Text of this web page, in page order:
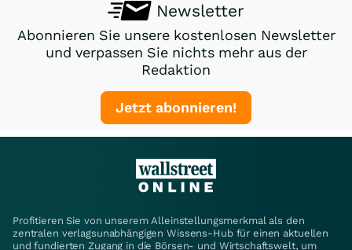
Newsletter
Abonnieren Sie unsere kostenlosen Newsletter
und verpassen Sie nichts mehr aus der
Redaktion
Jetzt abonnieren!
Profitieren Sie von unserem Alleinstellungsmerkmal als den
zentralen verlagsunabhängigen Wissens-Hub für einen aktuellen
und fundierten Zugang in die Börsen- und Wirtschaftswelt, um